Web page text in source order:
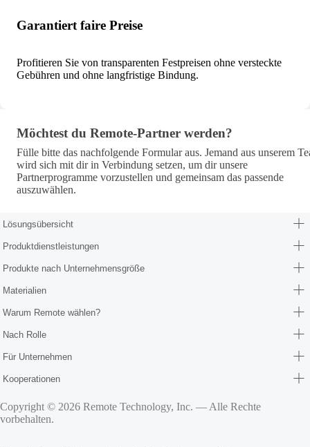
Garantiert faire Preise
Profitieren Sie von transparenten Festpreisen ohne versteckte
Gebühren und ohne langfristige Bindung.
Möchtest du Remote-Partner werden? · partners
Möchtest du Remote-Partner werden?
Fülle bitte das nachfolgende Formular aus. Jemand aus unserem
wird sich mit dir in Verbindung setzen, um dir unsere
Partnerprogramme vorzustellen und gemeinsam das passende
auszuwählen.
Lösungsübersicht
Produktdienstleistungen
Produkte nach Unternehmensgröße
Materialien
Warum Remote wählen?
Nach Rolle
Für Unternehmen
Kooperationen
Copyright © 2026 Remote Technology, Inc. — Alle Rechte
vorbehalten.